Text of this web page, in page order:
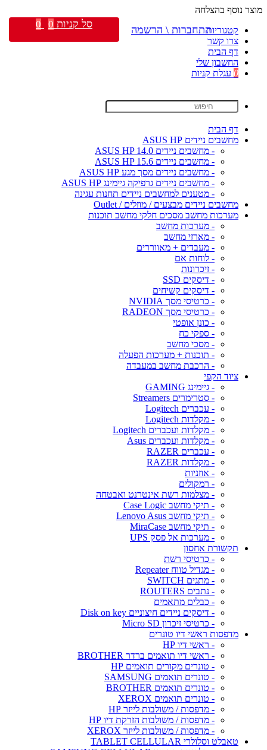
מוצר נוסף בהצלחה
קטגוריות
צרו קשר
דף הבית
החשבון שלי
0 עגלת קניות
דף הבית
מחשבים ניידים ASUS HP
- מחשבים ניידים ASUS HP 14.0
- מחשבים ניידים ASUS HP 15.6
- מחשבים ניידים מסך מגע ASUS HP
- מחשבים ניידים גרפיקה גיימינג ASUS HP
- מטענים למחשבים ניידים תחנות עגינה
מחשבים ניידים מבצעים / מוזלים / Outlet
מערכות מחשב מסכים חלקי מחשב תוכנות
- מערכות מחשב
- מארזי מחשב
- מעבדים + מאווררים
- לוחות אם
- זיכרונות
- דיסקים SSD
- דיסקים קשיחים
- כרטיסי מסך NVIDIA
- כרטיסי מסך RADEON
- כונן אופטי
- ספקי כח
- מסכי מחשב
- תוכנות + מערכות הפעלה
- הרכבת מחשב במעבדה
ציוד הקפי
- גיימינג GAMING
- סטרימרים Streamers
- עכברים Logitech
- מקלדות Logitech
- מקלדות ועכברים Logitech
- מקלדות ועכברים Asus
- עכברים RAZER
- מקלדות RAZER
- אוזניות
- רמקולים
- מצלמות רשת אינטרנט ואבטחה
- תיקי מחשב Case Logic
- תיקי מחשב Lenovo Asus
- תיקי מחשב MiraCase
- מערכות אל פסק UPS
תקשורת אחסון
- כרטיסי רשת
- מגדיל טווח Repeater
- מתגים SWITCH
- נתבים ROUTERS
- כבלים מתאמים
- דיסקים ניידים חיצוניים Disk on key
- כרטיסי זיכרון Micro SD
מדפסות ראשי דיו טונרים
- ראשי דיו HP
- ראשי דיו תואמים ברדר BROTHER
- טונרים מקורים תואמים HP
- טונרים תואמים SAMSUNG
- טונרים תואמים BROTHER
- טונרים תואמים XEROX
- מדפסות / משולבות לייזר HP
- מדפסות / משולבות הזרקת דיו HP
- מדפסות / משולבות לייזר XEROX
טאבלט וסלולרי TABLET CELLULAR
התחברות \ הרשמה סל קניות 0
0